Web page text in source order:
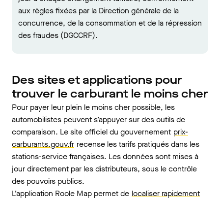
aux règles fixées par la Direction générale de la
concurrence, de la consommation et de la répression
des fraudes (DGCCRF).
Des sites et applications pour
trouver le carburant le moins cher
Pour payer leur plein le moins cher possible, les
automobilistes peuvent s’appuyer sur des outils de
comparaison. Le site officiel du gouvernement prix-
carburants.gouv.fr recense les tarifs pratiqués dans les
stations-service françaises. Les données sont mises à
jour directement par les distributeurs, sous le contrôle
des pouvoirs publics.
L’application Roole Map permet de localiser rapidement